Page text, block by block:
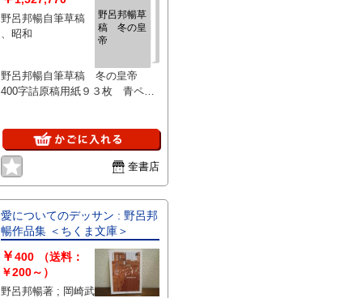
野呂邦暢草
稿 冬の皇
帝
野呂邦暢自筆草稿
、昭和
野呂邦暢自筆草稿 冬の皇帝
400字詰原稿用紙９３枚 青ペン
奎書店
愛についてのデッサン : 野呂邦
暢作品集 ＜ちくま文庫＞
￥400
（送料：
￥200～）
野呂邦暢著 ; 岡崎武